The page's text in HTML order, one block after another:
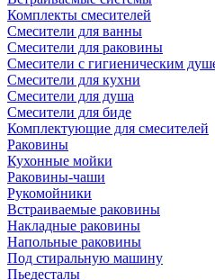
Комплекты смесителей
Смесители для ванны
Смесители для раковины
Смесители с гигиеническим
Смесители для кухни
Смесители для душа
Смесители для биде
Комплектующие для смесителей
Раковины
Кухонные мойки
Раковины-чаши
Рукомойники
Встраиваемые раковины
Накладные раковины
Напольные раковины
Под стиральную машину
Пьедесталы